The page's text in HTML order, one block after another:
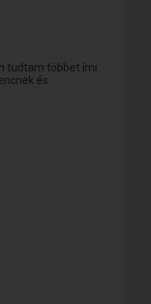
tudtam többet írni.
és